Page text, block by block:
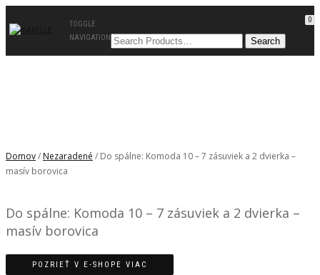
TOGGLE
NAVIGATION
0
Domov/ Nezaradené / Do spálne: Komoda 10 – 7 zásuviek a 2 dvierka –
masív borovica
Do spálne: Komoda 10 – 7 zásuviek a 2 dvierka –
masív borovica
POZRIEŤ V E-SHOPE VIAC